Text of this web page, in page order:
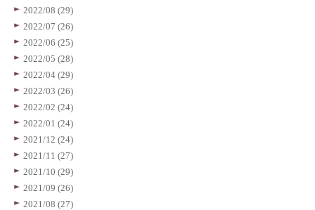
2022/08 (29)
2022/07 (26)
2022/06 (25)
2022/05 (28)
2022/04 (29)
2022/03 (26)
2022/02 (24)
2022/01 (24)
2021/12 (24)
2021/11 (27)
2021/10 (29)
2021/09 (26)
2021/08 (27)